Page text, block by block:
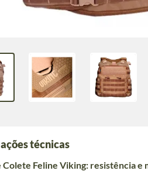
técnicas
Colete Feline Viking: resistência